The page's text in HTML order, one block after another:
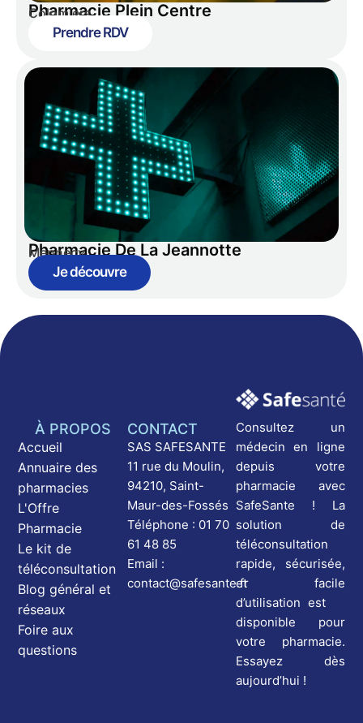
Pharmacie Plein Centre
Colomiers
Prendre RDV
Pharmacie De La Jeannotte
Mennecy
Je découvre
Consultez un
médecin en ligne
depuis votre
pharmacie avec
SafeSante ! La
solution de
téléconsultation
rapide, sécurisée,
et facile
d’utilisation est
disponible pour
votre pharmacie.
Essayez dès
aujourd’hui !
CONTACT
SAS SAFESANTE
11 rue du Moulin,
94210, Saint-
Maur-des-Fossés
Téléphone : 01 70
61 48 85
Email :
contact@safesante.fr
À PROPOS
Accueil
Annuaire des
pharmacies
L'Offre
Pharmacie
Le kit de
téléconsultation
Blog général et
réseaux
Foire aux
questions